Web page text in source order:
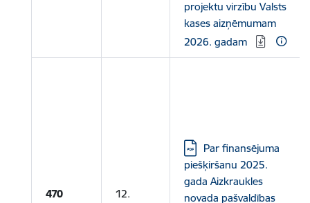
projektu virzību Valsts
kases aizņēmumam
2026. gadam
470 12.
Lejupielādēt:
Par finansējuma
piešķiršanu 2025.
gada Aizkraukles
novada pašvaldības